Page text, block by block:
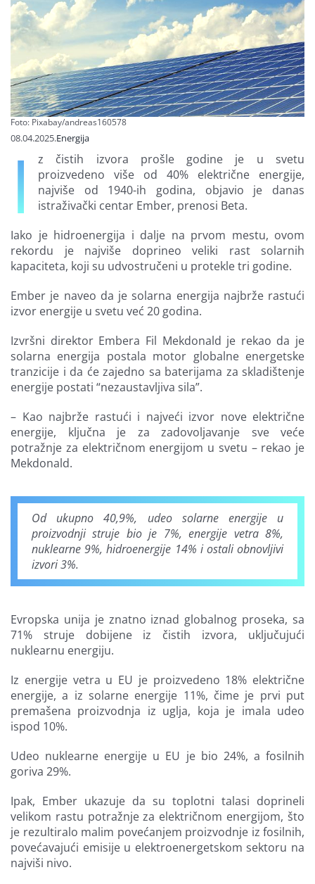
Finansiranje
O nama
Foto: Pixabay/andreas160578
08.04.2025.Energija
I
z čistih izvora prošle godine je u svetu
proizvedeno više od 40% električne energije,
najviše od 1940-ih godina, objavio je danas
istraživački centar Ember, prenosi Beta.
Iako je hidroenergija i dalje na prvom mestu, ovom
rekordu je najviše doprineo veliki rast solarnih
kapaciteta, koji su udvostručeni u protekle tri godine.
Ember je naveo da je solarna energija najbrže rastući
izvor energije u svetu već 20 godina.
Izvršni direktor Embera Fil Mekdonald je rekao da je
solarna energija postala motor globalne energetske
tranzicije i da će zajedno sa baterijama za skladištenje
energije postati “nezaustavljiva sila”.
– Kao najbrže rastući i najveći izvor nove električne
energije, ključna je za zadovoljavanje sve veće
potražnje za električnom energijom u svetu – rekao je
Mekdonald.
Od ukupno 40,9%, udeo solarne energije u
proizvodnji struje bio je 7%, energije vetra 8%,
nuklearne 9%, hidroenergije 14% i ostali obnovljivi
izvori 3%.
Evropska unija je znatno iznad globalnog proseka, sa
71% struje dobijene iz čistih izvora, uključujući
nuklearnu energiju.
Iz energije vetra u EU je proizvedeno 18% električne
energije, a iz solarne energije 11%, čime je prvi put
premašena proizvodnja iz uglja, koja je imala udeo
ispod 10%.
Udeo nuklearne energije u EU je bio 24%, a fosilnih
goriva 29%.
Ipak, Ember ukazuje da su toplotni talasi doprineli
velikom rastu potražnje za električnom energijom, što
je rezultiralo malim povećanjem proizvodnje iz fosilnih,
povećavajući emisije u elektroenergetskom sektoru na
najviši nivo.